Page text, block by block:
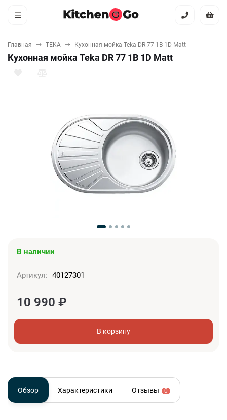
Главная TEKA Кухонная мойка Teka DR 77 1B 1D Matt
Кухонная мойка Teka DR 77 1B 1D Matt
В наличии
Артикул: 40127301
10 990 ₽
В корзину
Обзор Характеристики Отзывы 0